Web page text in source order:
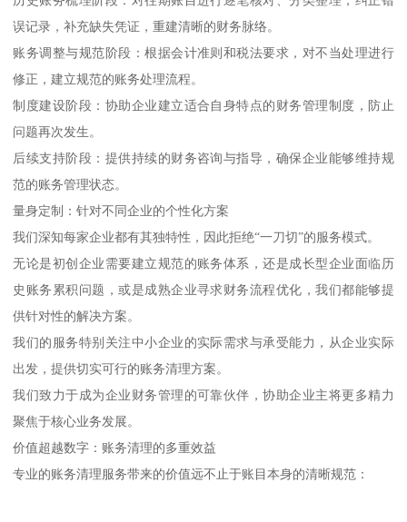
误记录，补充缺失凭证，重建清晰的财务脉络。
账务调整与规范阶段：根据会计准则和税法要求，对不当处理进行
修正，建立规范的账务处理流程。
制度建设阶段：协助企业建立适合自身特点的财务管理制度，防止
问题再次发生。
后续支持阶段：提供持续的财务咨询与指导，确保企业能够维持规
范的账务管理状态。
量身定制：针对不同企业的个性化方案
我们深知每家企业都有其独特性，因此拒绝“一刀切”的服务模式。
无论是初创企业需要建立规范的账务体系，还是成长型企业面临历
史账务累积问题，或是成熟企业寻求财务流程优化，我们都能够提
供针对性的解决方案。
我们的服务特别关注中小企业的实际需求与承受能力，从企业实际
出发，提供切实可行的账务清理方案。
我们致力于成为企业财务管理的可靠伙伴，协助企业主将更多精力
聚焦于核心业务发展。
价值超越数字：账务清理的多重效益
专业的账务清理服务带来的价值远不止于账目本身的清晰规范：